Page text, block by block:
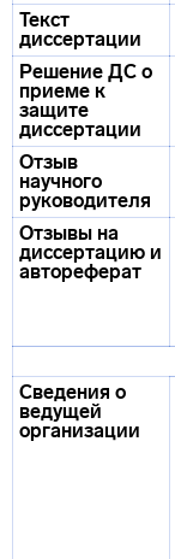
Текст
диссертации
Решение ДС о
приеме к
защите
диссертации
Отзыв
научного
руководителя
Отзывы на
диссертацию и
автореферат
Сведения о
ведущей
организации